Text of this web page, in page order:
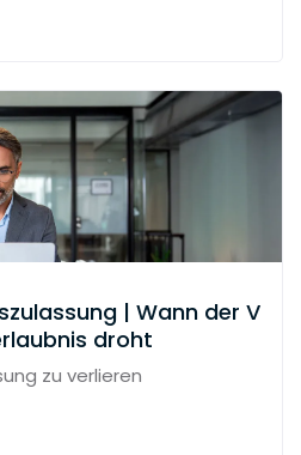
| Wann der V
droht
zu verlieren